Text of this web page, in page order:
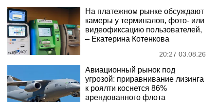
На платежном рынке обсуждают
камеры у терминалов, фото- или
видеофиксацию пользователей,
– Екатерина Котенкова
20:27 03.08.26
Авиационный рынок под
угрозой: приравнивание лизинга
к роялти коснется 86%
арендованного флота